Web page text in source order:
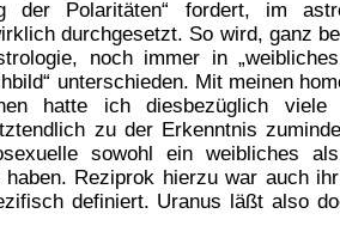
der Polaritäten“ fordert, im
durchgesetzt. So wird, ganz
noch immer in
unterschieden. Mit meinen
hatte ich diesbezüglich viele
zu der Erkenntnis
sowohl ein weibliches
haben. Reziprok hierzu war auch
definiert. Uranus läßt also